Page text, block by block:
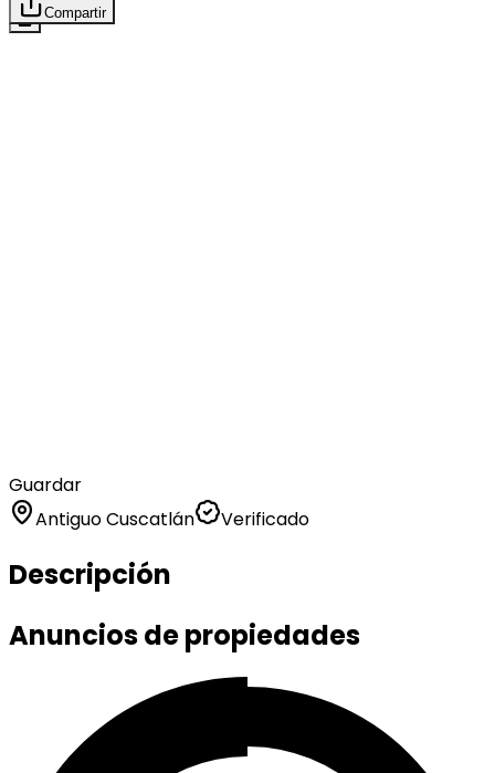
Compartir
Guardar
Antiguo Cuscatlán
Verificado
Descripción
Anuncios de propiedades